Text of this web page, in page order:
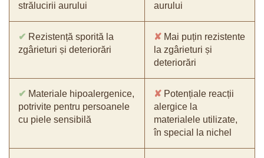
strălucirii aurului
aurului
✔ Rezistență sporită la
zgârieturi și deteriorări
✘ Mai puțin rezistente
la zgârieturi și
deteriorări
✔ Materiale hipoalergenice,
potrivite pentru persoanele
cu piele sensibilă
✘ Potențiale reacții
alergice la
materialele utilizate,
în special la nichel